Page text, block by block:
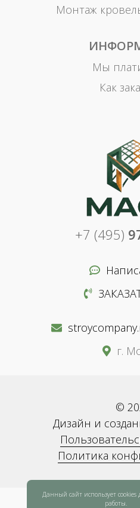
Монтаж
Мы
Как
+7 (495)
г.
©
Дизайн и
Политика
Данный сайт использует
работы.